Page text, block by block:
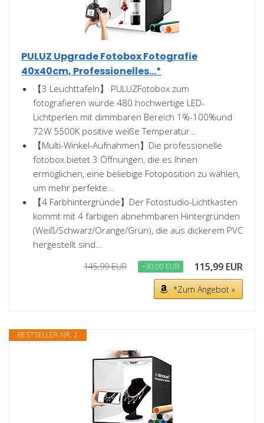
PULUZ Upgrade Fotobox Fotografie
40x40cm, Professionelles...*
【3 Leuchttafeln】 PULUZFotobox zum
fotografieren wurde 480 hochwertige LED-
Lichtperlen mit dimmbaren Bereich 1%-100%und
72W 5500K positive weiße Temperatur...
【Multi-Winkel-Aufnahmen】Die professionelle
fotobox bietet 3 Öffnungen, die es Ihnen
ermöglichen, eine beliebige Fotoposition zu wählen,
um mehr perfekte...
【4 Farbhintergründe】Der Fotostudio-Lichtkasten
kommt mit 4 farbigen abnehmbaren Hintergründen
(Weiß/Schwarz/Orange/Grün), die aus dickerem PVC
hergestellt sind...
145,99 EUR −30,00 EUR 115,99 EUR
*Zum Angebot »
BESTSELLER NR. 2